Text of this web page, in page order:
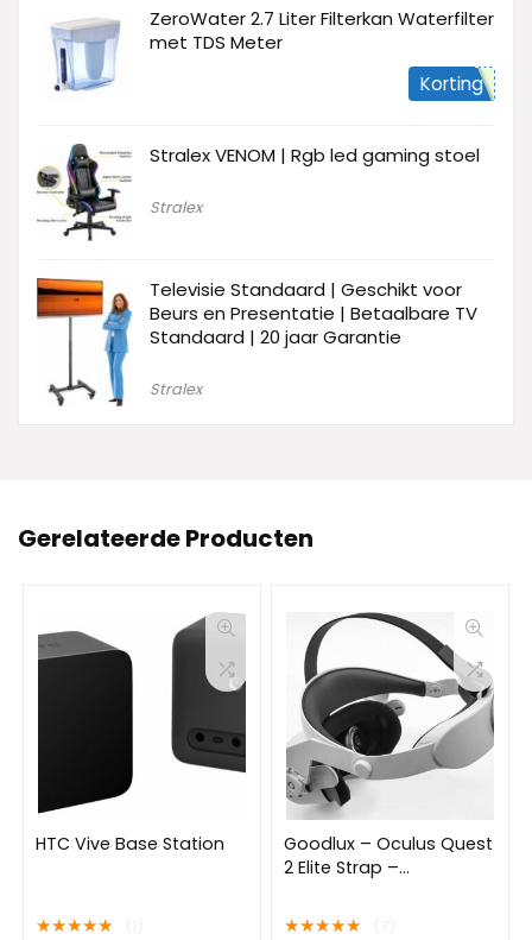
ZeroWater 2.7 Liter Filterkan Waterfilter
met TDS Meter
Korting
Stralex VENOM | Rgb led gaming stoel
Stralex
Televisie Standaard | Geschikt voor
Beurs en Presentatie | Betaalbare TV
Standaard | 20 jaar Garantie
Stralex
Gerelateerde Producten
HTC Vive Base Station
★★★★★
Goodlux – Oculus Quest
2 Elite Strap –
voor de Quest 2
★★★★★